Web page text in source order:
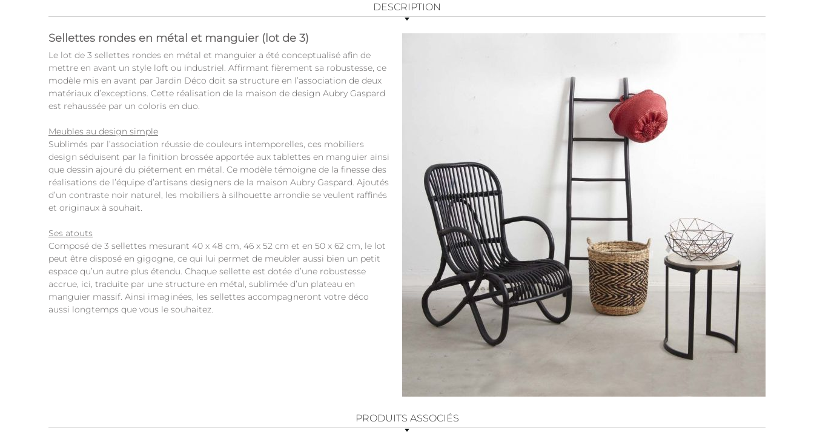
DESCRIPTION
Sellettes rondes en métal et manguier (lot de 3)
Le lot de 3 sellettes rondes en métal et manguier a été conceptualisé afin de
mettre en avant un style loft ou industriel. Affirmant fièrement sa robustesse, ce
modèle mis en avant par Jardin Déco doit sa structure en l’association de deux
matériaux d’exceptions. Cette réalisation de la maison de design Aubry Gaspard
est rehaussée par un coloris en duo.
Meubles au design simple
Sublimés par l’association réussie de couleurs intemporelles, ces mobiliers
design séduisent par la finition brossée apportée aux tablettes en manguier ainsi
que dessin ajouré du piétement en métal. Ce modèle témoigne de la finesse des
réalisations de l’équipe d’artisans designers de la maison Aubry Gaspard. Ajoutés
d’un contraste noir naturel, les mobiliers à silhouette arrondie se veulent raffinés
et originaux à souhait.
Ses atouts
Composé de 3 sellettes mesurant 40 x 48 cm, 46 x 52 cm et en 50 x 62 cm, le lot
peut être disposé en gigogne, ce qui lui permet de meubler aussi bien un petit
espace qu’un autre plus étendu. Chaque sellette est dotée d’une robustesse
accrue, ici, traduite par une structure en métal, sublimée d’un plateau en
manguier massif. Ainsi imaginées, les sellettes accompagneront votre déco
aussi longtemps que vous le souhaitez.
PRODUITS ASSOCIÉS